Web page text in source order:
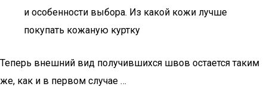
и особенности выбора. Из какой кожи лучше
покупать кожаную куртку
Теперь внешний вид получившихся швов остается таким
же, как и в первом случае …